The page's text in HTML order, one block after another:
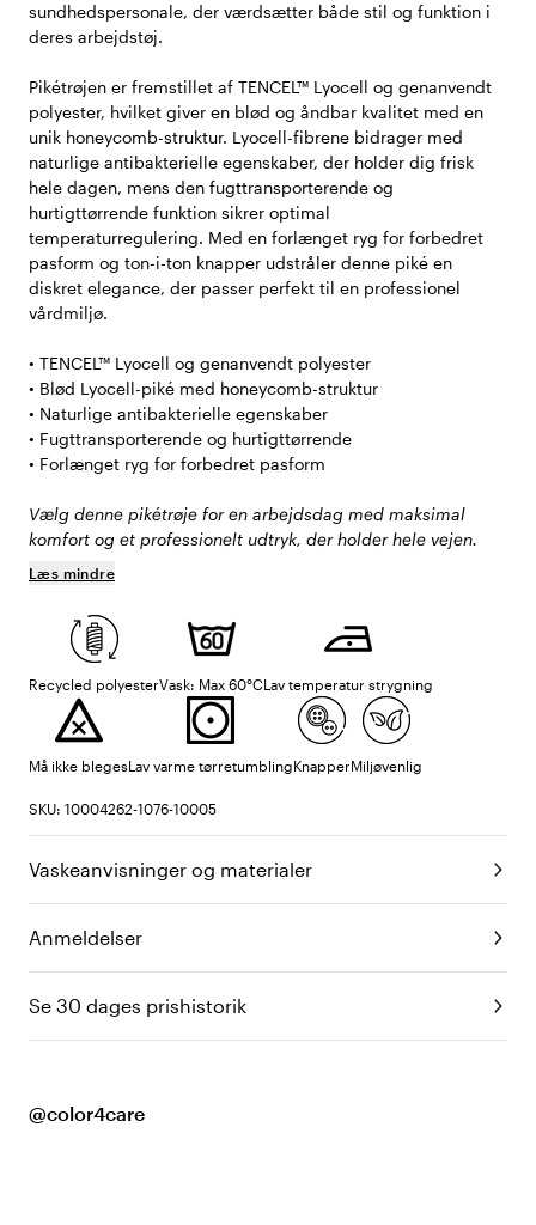
sundhedspersonale, der værdsætter både stil og funktion i
deres arbejdstøj.
Pikétrøjen er fremstillet af TENCEL™ Lyocell og genanvendt
polyester, hvilket giver en blød og åndbar kvalitet med en
unik honeycomb-struktur. Lyocell-fibrene bidrager med
naturlige antibakterielle egenskaber, der holder dig frisk
hele dagen, mens den fugttransporterende og
hurtigttørrende funktion sikrer optimal
temperaturregulering. Med en forlænget ryg for forbedret
pasform og ton-i-ton knapper udstråler denne piké en
diskret elegance, der passer perfekt til en professionel
vårdmiljø.
• TENCEL™ Lyocell og genanvendt polyester
• Blød Lyocell-piké med honeycomb-struktur
• Naturlige antibakterielle egenskaber
• Fugttransporterende og hurtigttørrende
• Forlænget ryg for forbedret pasform
Vælg denne pikétrøje for en arbejdsdag med maksimal
komfort og et professionelt udtryk, der holder hele vejen.
Læs mindre
Recycled polyesterVask: Max 60°CLav temperatur strygning
Må ikke blegesLav varme tørretumblingKnapperMiljøvenlig
SKU: 10004262-1076-10005
Vaskeanvisninger og materialer
Anmeldelser
Se 30 dages prishistorik
@color4care